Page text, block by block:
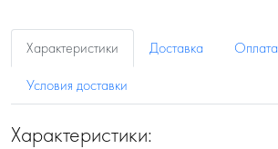
Характеристики Доставка Оплата
Условия доставки
Характеристики: